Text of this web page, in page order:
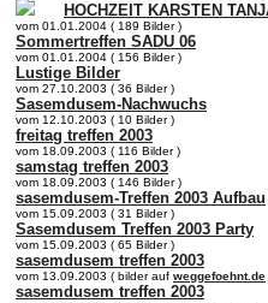
HOCHZEIT KARSTEN
vom 01.01.2004 ( 189 Bilder )
Sommertreffen SADU 06
vom 01.01.2004 ( 156 Bilder )
Lustige Bilder
vom 27.10.2003 ( 36 Bilder )
Sasemdusem-Nachwuchs
vom 12.10.2003 ( 10 Bilder )
freitag treffen 2003
vom 18.09.2003 ( 116 Bilder )
samstag treffen 2003
vom 18.09.2003 ( 146 Bilder )
sasemdusem-Treffen 2003 Aufbau
vom 15.09.2003 ( 31 Bilder )
Sasemdusem Treffen 2003 Party
vom 15.09.2003 ( 65 Bilder )
sasemdusem treffen 2003
vom 13.09.2003 ( bilder auf weggefoehnt.de
sasemdusem treffen 2003